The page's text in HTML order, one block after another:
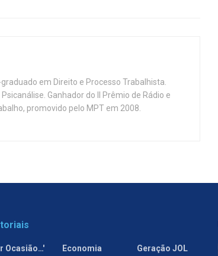
em Direito e Processo Trabalhista.
Ganhador do II Prêmio de Rádio e
promovido pelo MPT em 2008.
Ocasião…'
Economia
Geração JOL